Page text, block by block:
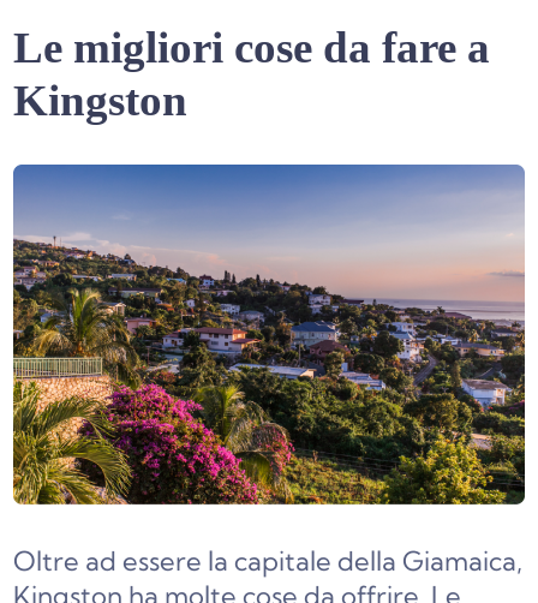
Le migliori cose da fare a
Kingston
Oltre ad essere la capitale della Giamaica,
Kingston ha molte cose da offrire. Le